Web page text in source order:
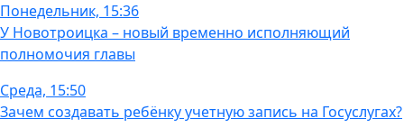
Понедельник, 15:36
У Новотроицка – новый временно исполняющий
полномочия главы
Среда, 15:50
Зачем создавать ребёнку учетную запись на Госуслугах?